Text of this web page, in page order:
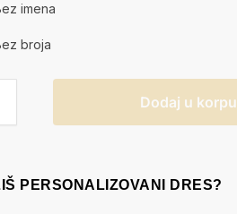
imena
broja
Dodaj u korpu
PERSONALIZOVANI DRES?